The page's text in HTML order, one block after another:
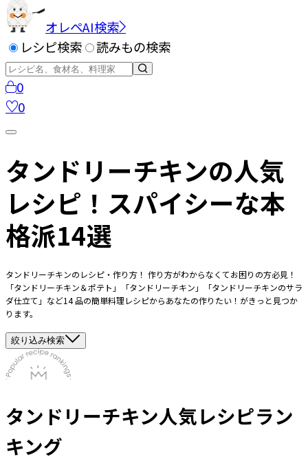
オレペAI検索
レシピ検索
読みもの検索
0
0
タンドリーチキンの人気
レシピ！スパイシーな本
格派14選
タンドリーチキンのレシピ・作り方！ 作り方がわからなくてお困りの方必見！
「タンドリーチキン＆ポテト」「タンドリーチキン」「タンドリーチキンのサラ
ダ仕立て」など14 品の簡単料理レシピからあなたの作りたい！がきっと見つか
ります。
絞り込み検索
タンドリーチキン人気レシピラン
キング